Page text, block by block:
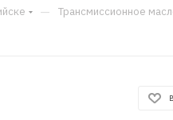
— Трансмиссионное